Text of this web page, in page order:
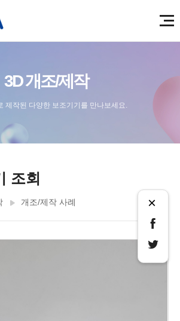
3D 개조/제작
제작된 다양한 보조기기를 만나보세요.
조회
개조/제작 사례 ×